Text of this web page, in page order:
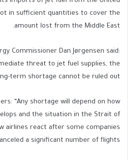
in sufficient quantities to cover the
amount lost from the Middle East.
Commissioner Dan Jørgensen said:
threat to jet fuel supplies, the
term shortage cannot be ruled out.”
“Any shortage will depend on how
and the situation in the Strait of
airlines react after some companies
a significant number of flights.”